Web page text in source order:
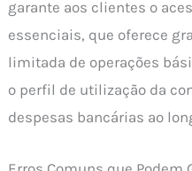
garante aos clientes o
essenciais, que oferece
limitada de operações
o perfil de utilização da
despesas bancárias ao